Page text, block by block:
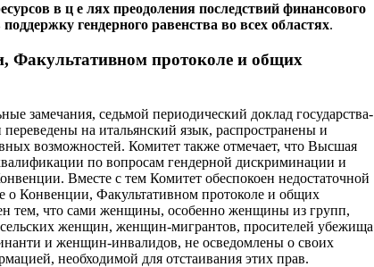
в ц е лях преодоления последствий финансового
гендерного равенства во всех областях.
Факультативном протоколе и общих
замечания, седьмой периодический доклад государства-
на итальянский язык, распространены и
возможностей. Комитет также отмечает, что Высшая
по вопросам гендерной дискриминации и
Вместе с тем Комитет обеспокоен недостаточной
о Конвенции, Факультативном протоколе и общих
тем, что сами женщины, особенно женщины из групп,
женщин, женщин-мигрантов, просителей убежища
и женщин-инвалидов, не осведомлены о своих
необходимой для отстаивания этих прав.